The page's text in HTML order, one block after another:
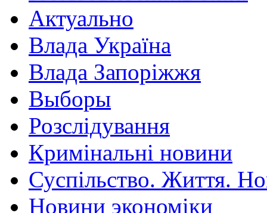
Актуально
Влада Україна
Влада Запоріжжя
Выборы
Розслідування
Кримінальні новини
Суспільство. Життя.
Новини экономіки